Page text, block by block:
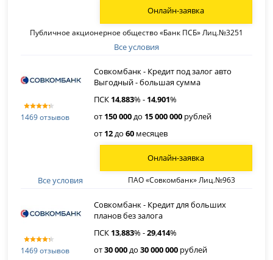
Все условия
Публичное акционерное общество «Банк ПСБ» Лиц.№3251
Онлайн-заявка
1469 отзывов
Совкомбанк - Кредит под залог авто
Выгодный - большая сумма
ПСК 14,883% - 14,901%
от 150 000до 15 000 000 рублей
от 12до60 месяцев
Все условия ПАО «Совкомбанк» Лиц.№963
Онлайн-заявка
1469 отзывов
Совкомбанк - Кредит для больших
планов без залога
ПСК 13,883% -29,414%
от30 000до30 000 000 рублей